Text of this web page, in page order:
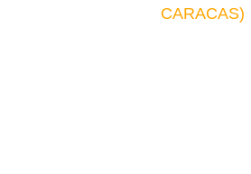
CARACAS)